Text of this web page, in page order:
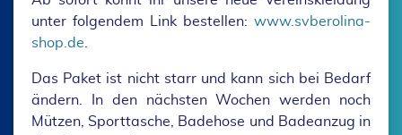
unter folgendem Link bestellen: www.svberolina-
shop.de
Das Paket ist nicht starr und kann sich bei Bedarf
ändern. In den nächsten Wochen werden noch
Mützen, Sporttasche, Badehose und Badeanzug in